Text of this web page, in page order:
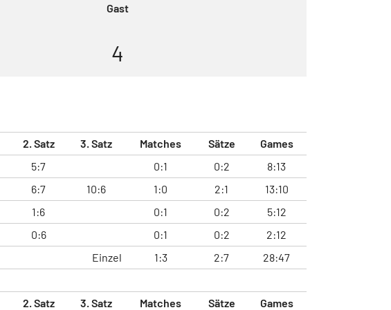
Gast
4
2. Satz 3. Satz Matches Sätze Games
5:7 0:1 0:2 8:13
6:7 10:6 1:0 2:1 13:10
1:6 0:1 0:2 5:12
0:6 0:1 0:2
2:12
Einzel
1:3 2:7
28:47
2. Satz 3. Satz Matches Sätze Games